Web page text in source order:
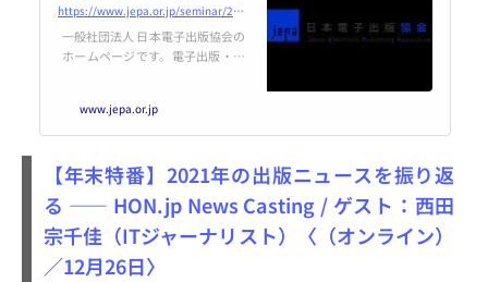
https://www.jepa.or.jp/seminar/20211222/
一般社団法人 日本電子出版協会の
ホームページです。電子出版・編
電子出版とは、会員限定情報など
配信しています。
www.jepa.or.jp
【年末特番】2021年の出版ニュースを振り返
る ―― HON.jp News Casting / ゲスト：西田
宗千佳（ITジャーナリスト）〈（オンライン）
／12月26日〉